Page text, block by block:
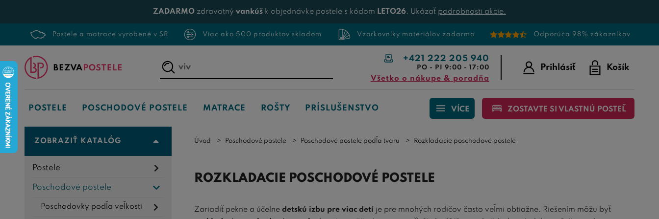
ZADARMO zdravotný vankúš k objednávke postele s kódom LETO26. Ukázať podrobnosti akcie.
Postele a matrace vyrobené v SR Viac ako 500 produktov skladom Vzorkovníky materiálov zadarmo Odporúča 98% zákazníkov
Napíšte,
čo
hľadáte...
+421 222 205 940
PO - PI 9:00 - 17:00
Všetko o nákupe & poradňa
Prihlásiť Košík
POSTELE POSCHODOVÉ POSTELE MATRACE ROŠTY PRÍSLUŠENSTVO VÍCE ZOSTAVTE SI VLASTNÚ POSTEĽ
Úvod Poschodové postele Poschodové postele podľa tvaru Rozkladacie poschodové postele
ROZKLADACIE POSCHODOVÉ POSTELE
Zariadiť pekne a účelne detskú izbu pre viac detí je pre mnohých rodičov často veľmi obtiažne. Riešením môžu byť
ZOBRAZIŤ KATALÓG
Postele
Poschodové postele
Poschodovky podľa veľkosti